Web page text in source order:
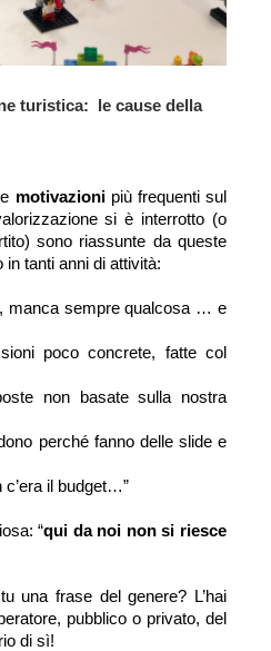
turistica:  le cause della
motivazioni più frequenti sul
si è interrotto (o
sono riassunte da queste
tanti anni di attività:
manca sempre qualcosa … e
non basate sulla nostra
perché fanno delle slide e
c’era il budget…”
“qui da noi non si riesce
una frase del genere?
L’hai
pubblico o privato, del
di sì!